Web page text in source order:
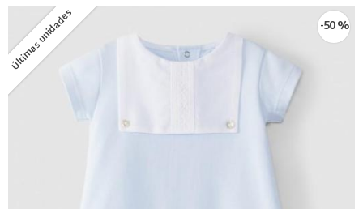
Últimas unidades -50 %